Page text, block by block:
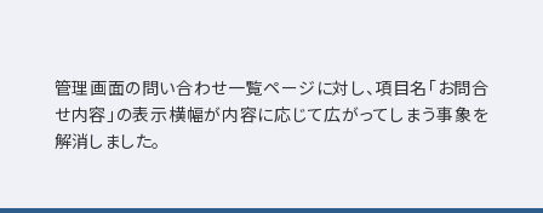
管理画面の問い合わせ一覧ページに対し、項目名「お問合
せ内容」の表示横幅が内容に応じて広がってしまう事象を
解消しました。